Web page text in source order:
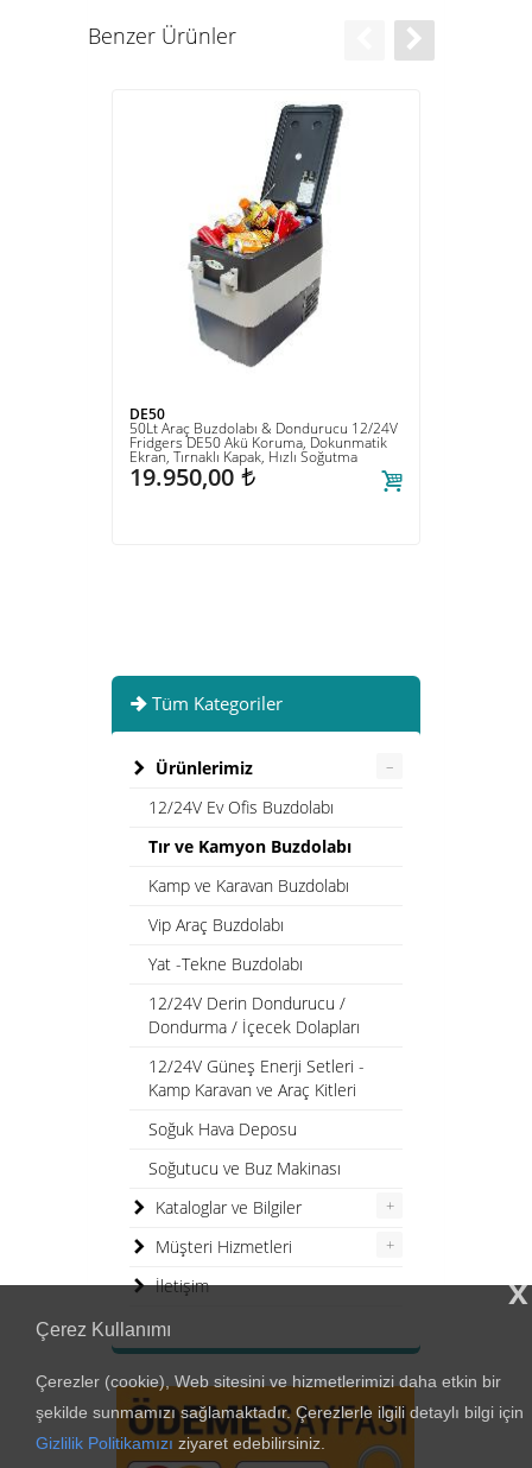
Benzer Ürünler
DE50
50Lt Araç Buzdolabı & Dondurucu 12/24V
Fridgers DE50 Akü Koruma, Dokunmatik
Ekran, Tırnaklı Kapak, Hızlı Soğutma
19.950,00 t
Tüm Kategoriler
Ürünlerimiz –
12/24V Ev Ofis Buzdolabı
Tır ve Kamyon Buzdolabı
Kamp ve Karavan Buzdolabı
Vip Araç Buzdolabı
Yat -Tekne Buzdolabı
12/24V Derin Dondurucu /
Dondurma / İçecek Dolapları
12/24V Güneş Enerji Setleri -
Kamp Karavan ve Araç Kitleri
Soğuk Hava Deposu
Soğutucu ve Buz Makinası
Kataloglar ve Bilgiler
+
Müşteri Hizmetleri +
İletişim x
Çerez Kullanımı
Çerezler (cookie), Web sitesini ve hizmetlerimizi daha etkin bir
şekilde sunmamızı sağlamaktadır. Çerezlerle ilgili detaylı bilgi için
Gizlilik Politikamızı ziyaret edebilirsiniz.